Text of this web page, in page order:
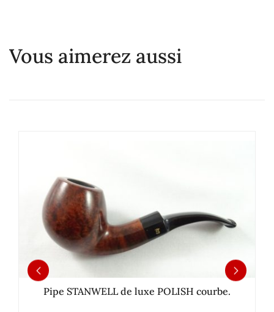
Vous aimerez aussi
Pipe STANWELL de luxe POLISH courbe.